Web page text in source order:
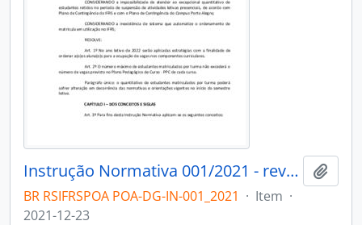
Instrução Normativa 001/2021 - revogado
BR RSIFRSPOA POA-DG-IN-001_2021 · Item ·
2021-12-23